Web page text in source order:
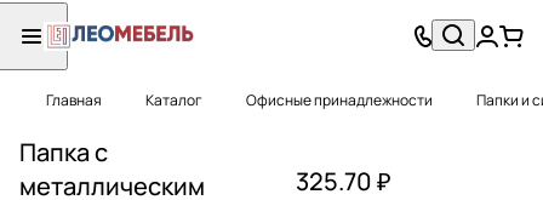
Главная Каталог Офисные принадлежности Папки и
Папка с
металлическим
325.70 ₽